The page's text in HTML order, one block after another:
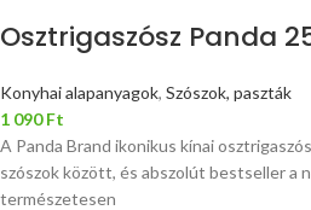
Osztrigaszósz Panda
Konyhai alapanyagok, Szószok, paszták
1 090Ft
A Panda Brand ikonikus kínai
szószok között, és abszolút bestseller a
természetesen